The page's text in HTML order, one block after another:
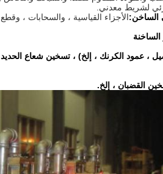
لشريط معدني.
الساخن:الأجزاء القياسية ، والسحابات ،
الساخنة
، عمود الكرنك ، إلخ) ، تسخين شعاع الحديد
القضبان ، إلخ.